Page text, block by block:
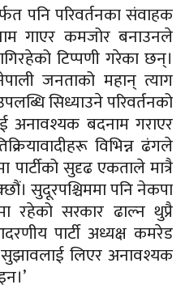
पनि परिवर्तनका संवाहक
गाएर कमजोर बनाउनले
टिप्पणी गरेका छन्।
जनताको महान् त्याग
सिध्याउने परिवर्तनको
अनावश्यक बदनाम गराएर
विभिन्न ढंगले
पार्टीको सुदृढ एकताले मात्रै
सुदूरपश्चिममा पनि नेकपा
रहेको सरकार ढाल्न थुप्रै
पार्टी अध्यक्ष कमरेड
सुझावलाई लिएर अनावश्यक